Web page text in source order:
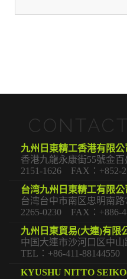
九州日東精工香港有限公
香港九龍永康街55號金
2151-1626 FAX：+852-
台湾九州日東精工有限公
台湾台中市南区忠明南
2265-0230 FAX：+886-
九州日東貿易(大連)有限
中国大連市沙河口区中
TEL：+86-411-88144550
KYUSHU NITTO